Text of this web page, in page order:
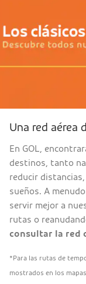
Una red aérea
En GOL,
destinos, tanto
reducir
sueños. A
servir mejor a
rutas o
consultar la red
*Para las rutas de
mostrados en los mapas.